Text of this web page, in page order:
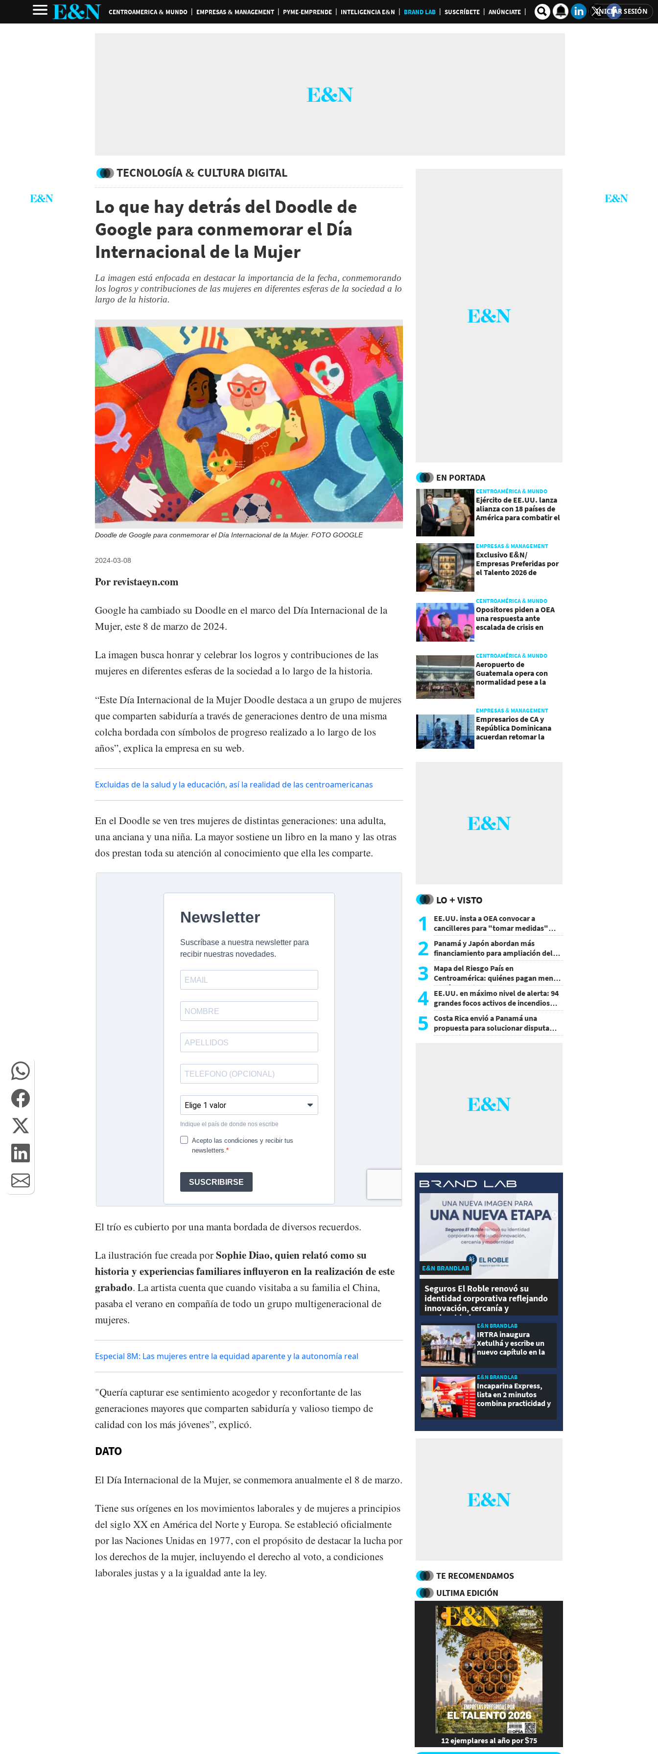
CENTROAMERICA & MUNDO EMPRESAS & MANAGEMENT PYME-EMPRENDE INTELIGENCIA E&N BRAND LAB SUSCRÍBETE ANÚNCIATE INICIAR SESIÓN
TECNOLOGÍA & CULTURA DIGITAL
Lo que hay detrás del Doodle de
Google para conmemorar el Día
Internacional de la Mujer
La imagen está enfocada en destacar la importancia de la fecha, conmemorando
los logros y contribuciones de las mujeres en diferentes esferas de la sociedad a lo
largo de la historia.
Doodle de Google para conmemorar el Día Internacional de la Mujer. FOTO GOOGLE
2024-03-08
Por revistaeyn.com
Google ha cambiado su Doodle en el marco del Día Internacional de la
Mujer, este 8 de marzo de 2024.
La imagen busca honrar y celebrar los logros y contribuciones de las
mujeres en diferentes esferas de la sociedad a lo largo de la historia.
“Este Día Internacional de la Mujer Doodle destaca a un grupo de mujeres
que comparten sabiduría a través de generaciones dentro de una misma
colcha bordada con símbolos de progreso realizado a lo largo de los
años”, explica la empresa en su web.
Excluidas de la salud y la educación, así la realidad de las centroamericanas
En el Doodle se ven tres mujeres de distintas generaciones: una adulta,
una anciana y una niña. La mayor sostiene un libro en la mano y las otras
dos prestan toda su atención al conocimiento que ella les comparte.
El trío es cubierto por una manta bordada de diversos recuerdos.
La ilustración fue creada porSophie Diao, quien relató como su
historia y experiencias familiares influyeron en la realización de este
grabado. La artista cuenta que cuando visitaba a su familia el China,
pasaba el verano en compañía de todo un grupo multigeneracional de
mujeres.
Especial 8M: Las mujeres entre la equidad aparente y la autonomía real
"Quería capturar ese sentimiento acogedor y reconfortante de las
generaciones mayores que comparten sabiduría y valioso tiempo de
calidad con los más jóvenes”, explicó.
DATO
El Día Internacional de la Mujer, se conmemora anualmente el 8 de marzo.
Tiene sus orígenes en los movimientos laborales y de mujeres a principios
del siglo XX en América del Norte y Europa. Se estableció oficialmente
por las Naciones Unidas en 1977, con el propósito de destacar la lucha por
los derechos de la mujer, incluyendo el derecho al voto, a condiciones
laborales justas y a la igualdad ante la ley.
EN PORTADA
CENTROAMÉRICA & MUNDO
Ejército de EE.UU. lanza
alianza con 18 países de
América para combatir el
EMPRESAS & MANAGEMENT
Exclusivo E&N/
Empresas Preferidas por
el Talento 2026 de
CENTROAMÉRICA & MUNDO
Opositores piden a OEA
una respuesta ante
escalada de crisis en
CENTROAMÉRICA & MUNDO
Aeropuerto de
Guatemala opera con
normalidad pese a la
EMPRESAS & MANAGEMENT
Empresarios de CA y
República Dominicana
acuerdan retomar la
LO + VISTO
1
EE.UU. insta a OEA convocar a
cancilleres para "tomar medidas"
sobre Nicaragua
2 Panamá y Japón abordan más
financiamiento para ampliación del
metro
3 Mapa del Riesgo País en
Centroamérica: quiénes pagan menos
y cuáles mejoraron
4 EE.UU. en máximo nivel de alerta: 94
grandes focos activos de incendios
forestales
5
Costa Rica envió a Panamá una
propuesta para solucionar disputa
comercial
E&N BRANDLAB
Seguros El Roble renovó su
identidad corporativa reflejando
innovación, cercanía y
modernidad
E&N BRANDLAB
IRTRA inaugura
Xetulhá y escribe un
nuevo capítulo en la
recreación de
Guatemala
E&N BRANDLAB
Incaparina Express,
lista en 2 minutos
combina practicidad y
TE RECOMENDAMOS
ULTIMA EDICIÓN
12 ejemplares al año por $75